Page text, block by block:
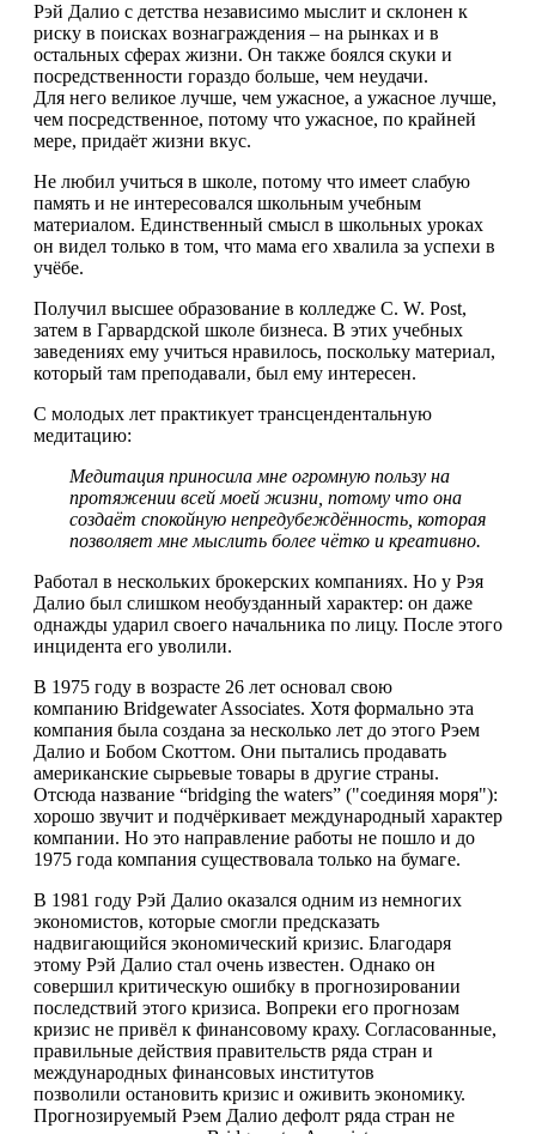
Рэй Далио с детства независимо мыслит и склонен к
риску в поисках вознаграждения – на рынках и в
остальных сферах жизни. Он также боялся скуки и
посредственности гораздо больше, чем неудачи.
Для него великое лучше, чем ужасное, а ужасное лучше,
чем посредственное, потому что ужасное, по крайней
мере, придаёт жизни вкус.
Не любил учиться в школе, потому что имеет слабую
память и не интересовался школьным учебным
материалом. Единственный смысл в школьных уроках
он видел только в том, что мама его хвалила за успехи в
учёбе.
Получил высшее образование в колледже C. W. Post,
затем в Гарвардской школе бизнеса. В этих учебных
заведениях ему учиться нравилось, поскольку материал,
который там преподавали, был ему интересен.
С молодых лет практикует трансцендентальную
медитацию:
Медитация приносила мне огромную пользу на
протяжении всей моей жизни, потому что она
создаёт спокойную непредубеждённость, которая
позволяет мне мыслить более чётко и креативно.
Работал в нескольких брокерских компаниях. Но у Рэя
Далио был слишком необузданный характер: он даже
однажды ударил своего начальника по лицу. После этого
инцидента его уволили.
В 1975 году в возрасте 26 лет основал свою
компанию Bridgewater Associates. Хотя формально эта
компания была создана за несколько лет до этого Рэем
Далио и Бобом Скоттом. Они пытались продавать
американские сырьевые товары в другие страны.
Отсюда название “bridging the waters” ("соединяя моря"):
хорошо звучит и подчёркивает международный характер
компании. Но это направление работы не пошло и до
1975 года компания существовала только на бумаге.
В 1981 году Рэй Далио оказался одним из немногих
экономистов, которые смогли предсказать
надвигающийся экономический кризис. Благодаря
этому Рэй Далио стал очень известен. Однако он
совершил критическую ошибку в прогнозировании
последствий этого кризиса. Вопреки его прогнозам
кризис не привёл к финансовому краху. Согласованные,
правильные действия правительств ряда стран и
международных финансовых институтов
позволили остановить кризис и оживить экономику.
Прогнозируемый Рэем Далио дефолт ряда стран не